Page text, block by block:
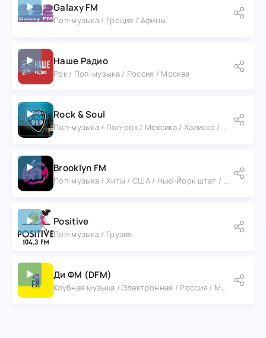
Galaxy FM
Поп-музыка / Греция / Афины
Наше Радио
Рок / Поп-музыка / Россия / Москва
Rock & Soul
Brooklyn FM
Positive
Поп-музыка / Грузия
Ди ФМ (DFM)